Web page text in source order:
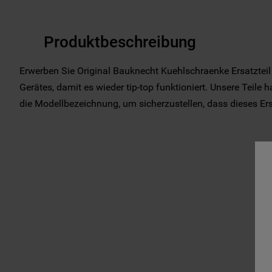
Produktbeschreibung
Erwerben Sie Original Bauknecht Kuehlschraenke
Gerätes, damit es wieder tip-top funktioniert. Unsere Teile
die Modellbezeichnung, um sicherzustellen, dass dieses